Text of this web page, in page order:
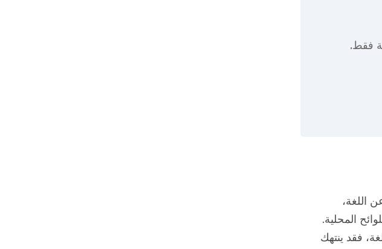
اللغة،
المحلية.
فقد ينتهك